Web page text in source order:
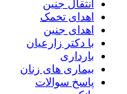
انتقال جنین
اهدای تخمک
اهدای جنین
با دکتر زارعیان
بارداری
بیماری های زنان
پاسخ سوالات